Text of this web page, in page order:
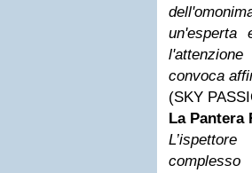
convoca
(SKY
La Pantera
complesso